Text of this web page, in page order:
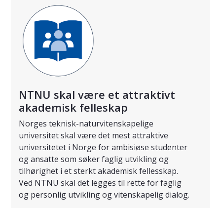
NTNU skal være et attraktivt
akademisk felleskap
Norges teknisk-naturvitenskapelige
universitet skal være det mest attraktive
universitetet i Norge for ambisiøse studenter
og ansatte som søker faglig utvikling og
tilhørighet i et sterkt akademisk fellesskap.
Ved NTNU skal det legges til rette for faglig
og personlig utvikling og vitenskapelig dialog.